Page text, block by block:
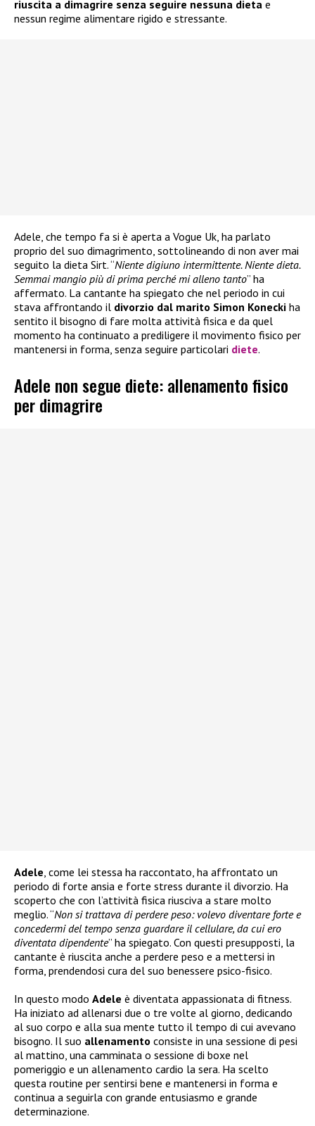
riuscita a dimagrire senza seguire nessuna dieta e
nessun regime alimentare rigido e stressante.
Adele, che tempo fa si è aperta a Vogue Uk, ha parlato
proprio del suo dimagrimento, sottolineando di non aver mai
seguito la dieta Sirt. “Niente digiuno intermittente. Niente dieta.
Semmai mangio più di prima perché mi alleno tanto” ha
affermato. La cantante ha spiegato che nel periodo in cui
stava affrontando il divorzio dal marito Simon Konecki ha
sentito il bisogno di fare molta attività fisica e da quel
momento ha continuato a prediligere il movimento fisico per
mantenersi in forma, senza seguire particolari diete.
Adele non segue diete: allenamento fisico
per dimagrire
Adele , come lei stessa ha raccontato, ha affrontato un
periodo di forte ansia e forte stress durante il divorzio. Ha
scoperto che con l’attività fisica riusciva a stare molto
meglio. “Non si trattava di perdere peso: volevo diventare forte e
concedermi del tempo senza guardare il cellulare, da cui ero
diventata dipendente” ha spiegato. Con questi presupposti, la
cantante è riuscita anche a perdere peso e a mettersi in
forma, prendendosi cura del suo benessere psico-fisico.
In questo modo Adele è diventata appassionata di fitness.
Ha iniziato ad allenarsi due o tre volte al giorno, dedicando
al suo corpo e alla sua mente tutto il tempo di cui avevano
bisogno. Il suo allenamento consiste in una sessione di pesi
al mattino, una camminata o sessione di boxe nel
pomeriggio e un allenamento cardio la sera. Ha scelto
questa routine per sentirsi bene e mantenersi in forma e
continua a seguirla con grande entusiasmo e grande
determinazione.